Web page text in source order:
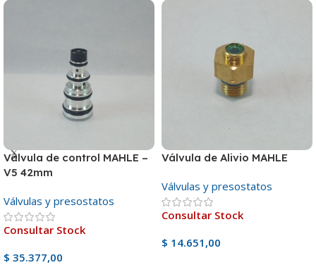
Válvula de control MAHLE –
V5 42mm
Válvulas y presostatos
Consultar Stock
$ 35.377,00
Válvula de Alivio MAHLE
Válvulas y presostatos
Consultar Stock
$ 14.651,00